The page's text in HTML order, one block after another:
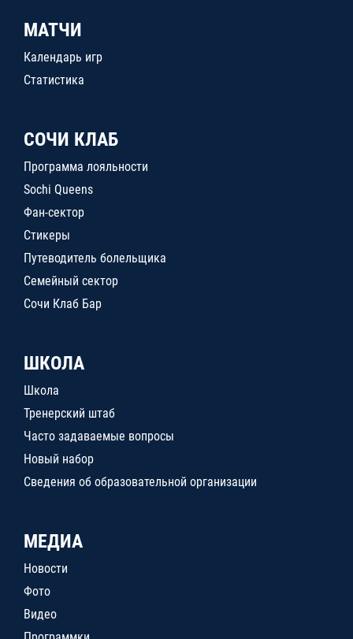
МАТЧИ
Календарь игр
Статистика
СОЧИ КЛАБ
Программа лояльности
Sochi Queens
Фан-сектор
Стикеры
Путеводитель болельщика
Семейный сектор
Сочи Клаб Бар
ШКОЛА
Школа
Тренерский штаб
Часто задаваемые вопросы
Новый набор
Сведения об образовательной организации
МЕДИА
Новости
Фото
Видео